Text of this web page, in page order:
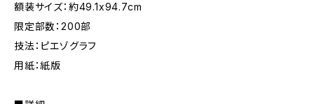
額装サイズ：約49.1x94.7cm
限定部数：200部
技法：ピエゾグラフ
用紙：紙版